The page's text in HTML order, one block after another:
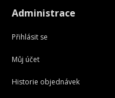
Administrace
Přihlásit se
Můj účet
Historie objednávek